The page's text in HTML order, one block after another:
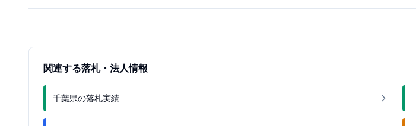
関連する落札・法人情報
千葉県の落札実績